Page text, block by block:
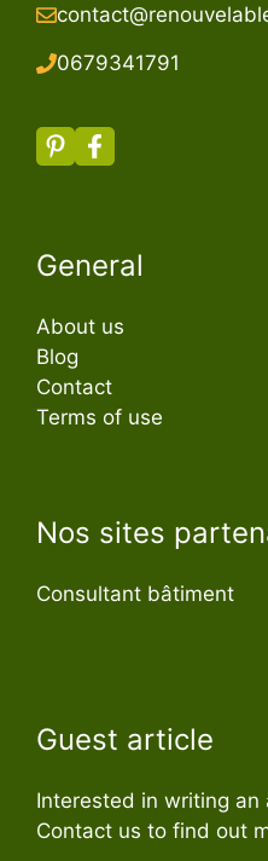
0679341791
General
About us
Blog
Contact
Terms of use
Nos sites
Consultant bâtiment
Guest article
Interested in writing an
Contact us to find out